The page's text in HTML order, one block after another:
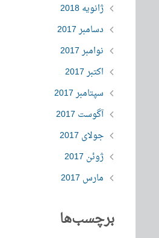
ژانویه 2018
دسامبر 2017
نوامبر 2017
اکتبر 2017
سپتامبر 2017
آگوست 2017
جولای 2017
ژوئن 2017
مارس 2017
برچسب‌ها